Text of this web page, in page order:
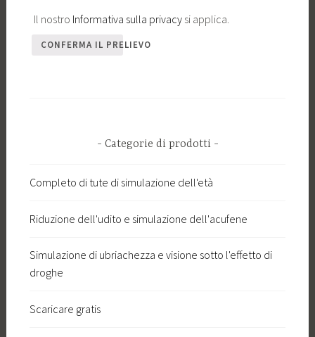
Il nostro Informativa sulla privacysi applica.
CONFERMA IL PRELIEVO
Categorie di prodotti
Completo di tute di simulazione dell'età
Riduzione dell'udito e simulazione dell'acufene
Simulazione di ubriachezza e visione sotto l'effetto di
droghe
Scaricare gratis